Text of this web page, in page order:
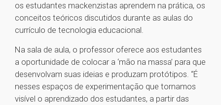
os estudantes mackenzistas aprendem na prática, os
conceitos teóricos discutidos durante as aulas do
currículo de tecnologia educacional.
Na sala de aula, o professor oferece aos estudantes
a oportunidade de colocar a ‘mão na massa’ para que
desenvolvam suas ideias e produzam protótipos. “É
nesses espaços de experimentação que tornamos
visível o aprendizado dos estudantes, a partir das